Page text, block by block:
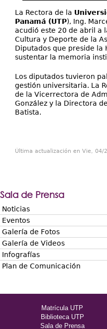
La Rectora de la
Panamá (UTP), Ing.
acudió este 20 de abril a
Cultura y Deporte de la
Diputados que preside la
sustentar la memoria
Los diputados tuvieron
gestión universitaria. La
de la Vicerrectora de
González y la Directora
Batista.
Última actualización en Vie, 04/
Sala de Prensa
Noticias
Eventos
Galería de Fotos
Galería de Videos
Infografías
Plan de Comunicación
Matrícula UTP
Biblioteca UTP
Sala de Prensa